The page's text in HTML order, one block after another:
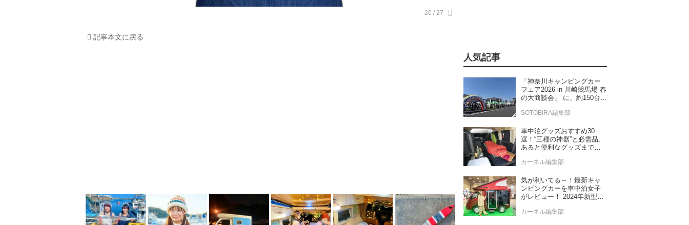
記事本文に戻る
人気記事
「神奈川キャンピングカー
フェア2026 in 川崎競馬場 春
の大商談会」 に、約150台の
SOTOBIRA編集部
車中泊グッズおすすめ30
選！“三種の神器”と必需品、
あると便利なグッズまで車
カーネル編集部
気が利いてる～！最新キャ
ンピングカーを車中泊女子
がレビュー！ 2024年新型モ
カーネル編集部